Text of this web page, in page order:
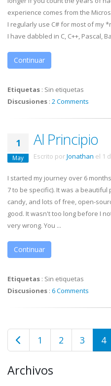
experience comes from the
I regularly use C# for most of my
I have dabbled in C, C++, Pascal,
Continuar
Etiquetas : Sin etiquetas
Discusiones : 2 Comments
1
May
Al Principio
Escrito porJonathan el 1
I started my journey over 6
7 to be specific). It was a beautiful
candy, and lots of free, open-
good. It wasn't too long before I
very wrong. You ...
Continuar
Etiquetas : Sin etiquetas
Discusiones : 6 Comments
1 2 3 4
Archivos